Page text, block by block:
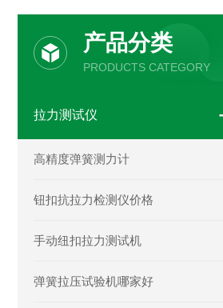
产品分类
PRODUCTS CATEGORY
拉力测试仪
高精度弹簧测力计
钮扣抗拉力检测仪价格
手动纽扣拉力测试机
弹簧拉压试验机哪家好